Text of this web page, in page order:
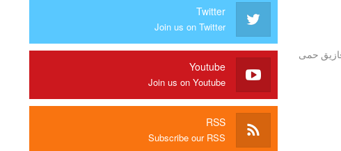
حمى
Twitter
Join us on Twitter
Youtube
Join us on Youtube
RSS
Subscribe our RSS